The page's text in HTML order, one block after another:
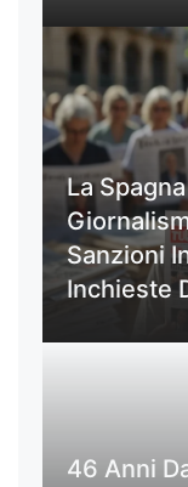
La
Sanzioni
Inchieste
46 Anni